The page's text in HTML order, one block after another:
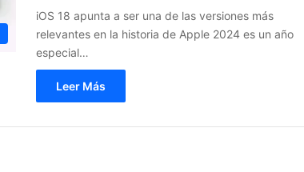
iOS 18 apunta a ser una de las versiones más
relevantes en la historia de Apple 2024 es un año
especial…
Leer Más